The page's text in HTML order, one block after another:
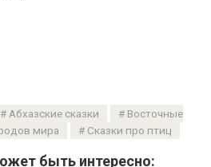
Абхазские сказки
Восточные
мира Сказки про птиц
быть интересно: